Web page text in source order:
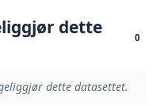
dette
0
dette datasettet.